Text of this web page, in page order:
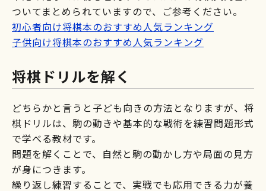
ついてまとめられていますので、ご参考ください。
初心者向け将棋本のおすすめ人気ランキング
子供向け将棋本のおすすめ人気ランキング
将棋ドリルを解く
どちらかと言うと子ども向きの方法となりますが、将
棋ドリルは、駒の動きや基本的な戦術を練習問題形式
で学べる教材です。
問題を解くことで、自然と駒の動かし方や局面の見方
が身につきます。
繰り返し練習することで、実戦でも応用できる力が養